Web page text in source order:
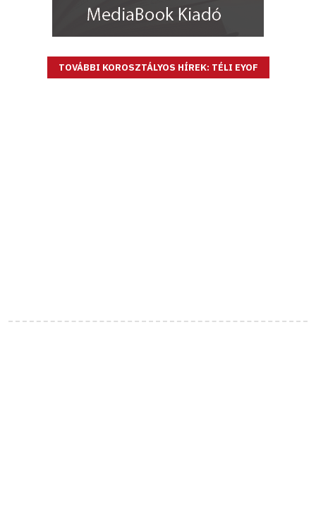
TOVÁBBI KOROSZTÁLYOS HÍREK: TÉLI EYOF